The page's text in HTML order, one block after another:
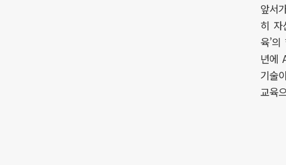
앞서
히 자
육’
년에
기술
교육